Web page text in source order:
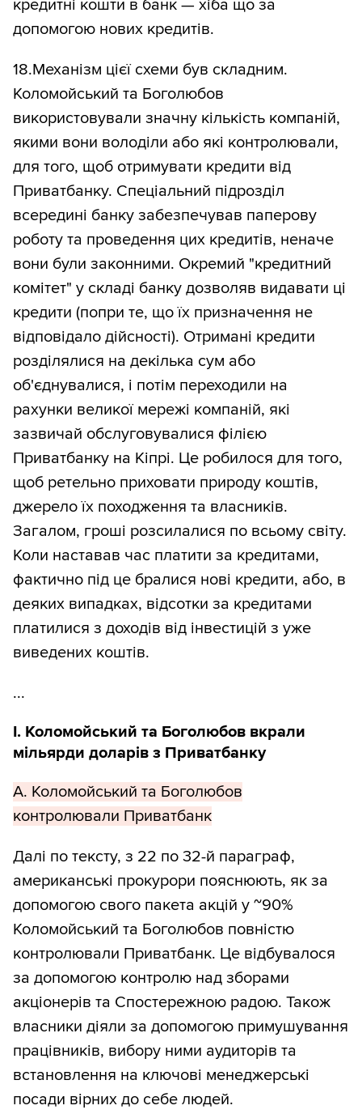
кредитні кошти в банк — хіба що за
допомогою нових кредитів.
18.Механізм цієї схеми був складним.
Коломойський та Боголюбов
використовували значну кількість компаній,
якими вони володіли або які контролювали,
для того, щоб отримувати кредити від
Приватбанку. Спеціальний підрозділ
всередині банку забезпечував паперову
роботу та проведення цих кредитів, неначе
вони були законними. Окремий "кредитний
комітет" у складі банку дозволяв видавати ці
кредити (попри те, що їх призначення не
відповідало дійсності). Отримані кредити
розділялися на декілька сум або
об'єднувалися, і потім переходили на
рахунки великої мережі компаній, які
зазвичай обслуговувалися філією
Приватбанку на Кіпрі. Це робилося для того,
щоб ретельно приховати природу коштів,
джерело їх походження та власників.
Загалом, гроші розсилалися по всьому світу.
Коли наставав час платити за кредитами,
фактично під це бралися нові кредити, або, в
деяких випадках, відсотки за кредитами
платилися з доходів від інвестицій з уже
виведених коштів.
...
I. Коломойський та Боголюбов вкрали
мільярди доларів з Приватбанку
А. Коломойський та Боголюбов
контролювали Приватбанк
Далі по тексту, з 22 по 32-й параграф,
американські прокурори пояснюють, як за
допомогою свого пакета акцій у ~90%
Коломойський та Боголюбов повністю
контролювали Приватбанк. Це відбувалося
за допомогою контролю над зборами
акціонерів та Спостережною радою. Також
власники діяли за допомогою примушування
працівників, вибору ними аудиторів та
встановлення на ключові менеджерські
посади вірних до себе людей.